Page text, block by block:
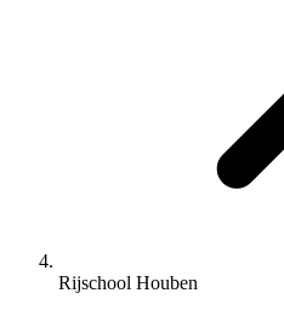
Rijschool Houben